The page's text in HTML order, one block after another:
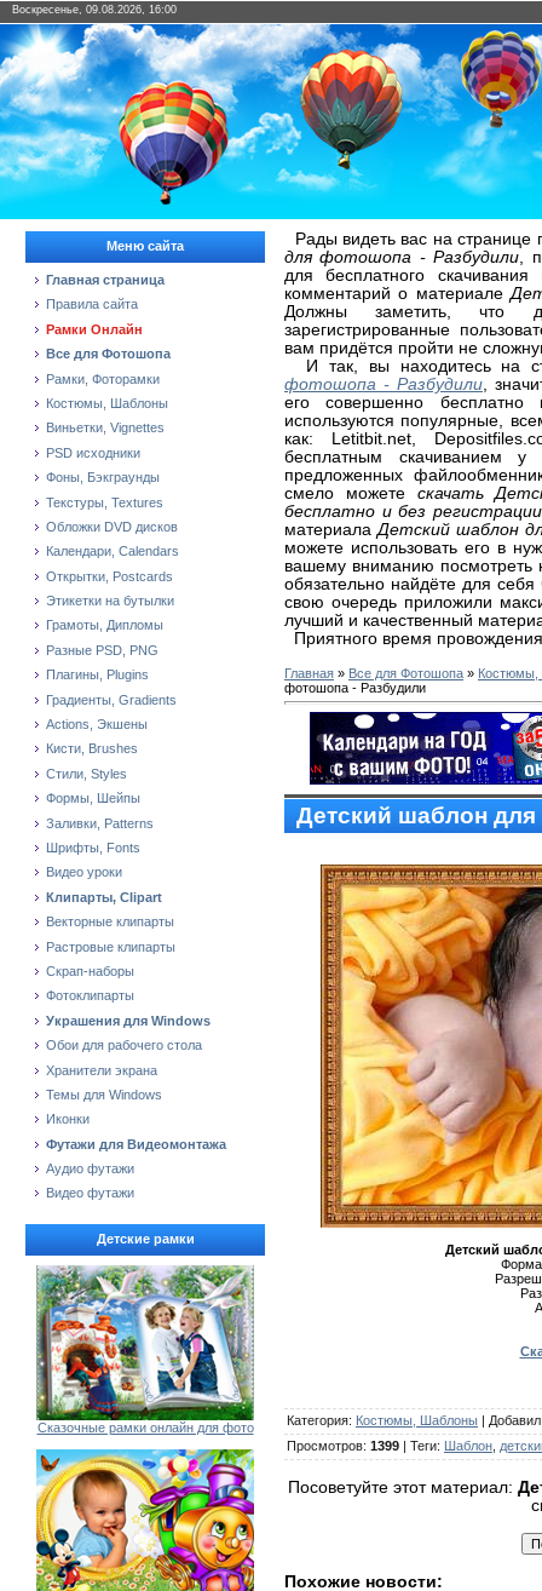
Воскресенье, 09.08.2026, 16:00
Меню сайта
Главная страница
Правила сайта
Рамки Онлайн
Все для Фотошопа
Рамки, Фоторамки
Костюмы, Шаблоны
Виньетки, Vignettes
PSD исходники
Фоны, Бэкграунды
Текстуры, Textures
Обложки DVD дисков
Календари, Calendars
Открытки, Postcards
Этикетки на бутылки
Грамоты, Дипломы
Разные PSD, PNG
Плагины, Plugins
Градиенты, Gradients
Actions, Экшены
Кисти, Brushes
Стили, Styles
Формы, Шейпы
Заливки, Patterns
Шрифты, Fonts
Видео уроки
Клипарты, Clipart
Векторные клипарты
Растровые клипарты
Скрап-наборы
Фотоклипарты
Украшения для Windows
Обои для рабочего стола
Хранители экрана
Темы для Windows
Иконки
Футажи для Видеомонтажа
Аудио футажи
Видео футажи
Детские рамки
Сказочные рамки онлайн для фото
Рады видеть вас на
для фотошопа - Разбудили,
для бесплатного
комментарий о материале
Должны заметить, что
зарегистрированные
вам придётся пройти не
И так, вы находитесь на
фотошопа - Разбудили,
его совершенно
используются популярные,
как: Letitbit.net,
бесплатным скачиванием
предложенных
смело можете скачать
бесплатно и без регистрации
материалаДетский шаблон
можете использовать его в
вашему вниманию посмотреть
обязательно найдёте для
свою очередь приложили
лучший и качественный
Приятного время
Главная » Все для Фотошопа »
фотошопа - Разбудили
Детский шаблон
Детский
Категория: Костюмы, Шаблоны | Добавил
Просмотров: 1399 | Теги: Шаблон
Посоветуйте этот материал:
Похожие новости: